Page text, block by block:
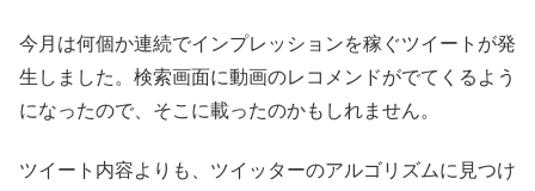
今月は何個か連続でインプレッションを稼ぐツイートが発
生しました。検索画面に動画のレコメンドがでてくるよう
になったので、そこに載ったのかもしれません。
ツイート内容よりも、ツイッターのアルゴリズムに見つけ